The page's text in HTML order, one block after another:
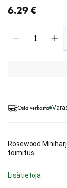
Osta verkosta
Rosewood
toimitus.
Lisätietoja
6.29 €